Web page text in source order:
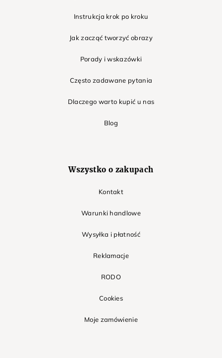
Instrukcja krok po kroku
Jak zacząć tworzyć obrazy
Porady i wskazówki
Często zadawane pytania
Dlaczego warto kupić u nas
Blog
Wszystko o zakupach
Kontakt
Warunki handlowe
Wysyłka i płatność
Reklamacje
RODO
Cookies
Moje zamówienie